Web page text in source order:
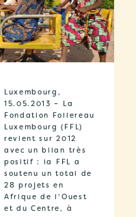
Luxembourg,
15.05.2013 – La
Fondation Follereau
Luxembourg (FFL)
revient sur 2012
avec un bilan très
positif : la FFL a
soutenu un total de
28 projets en
Afrique de l’Ouest
et du Centre, à